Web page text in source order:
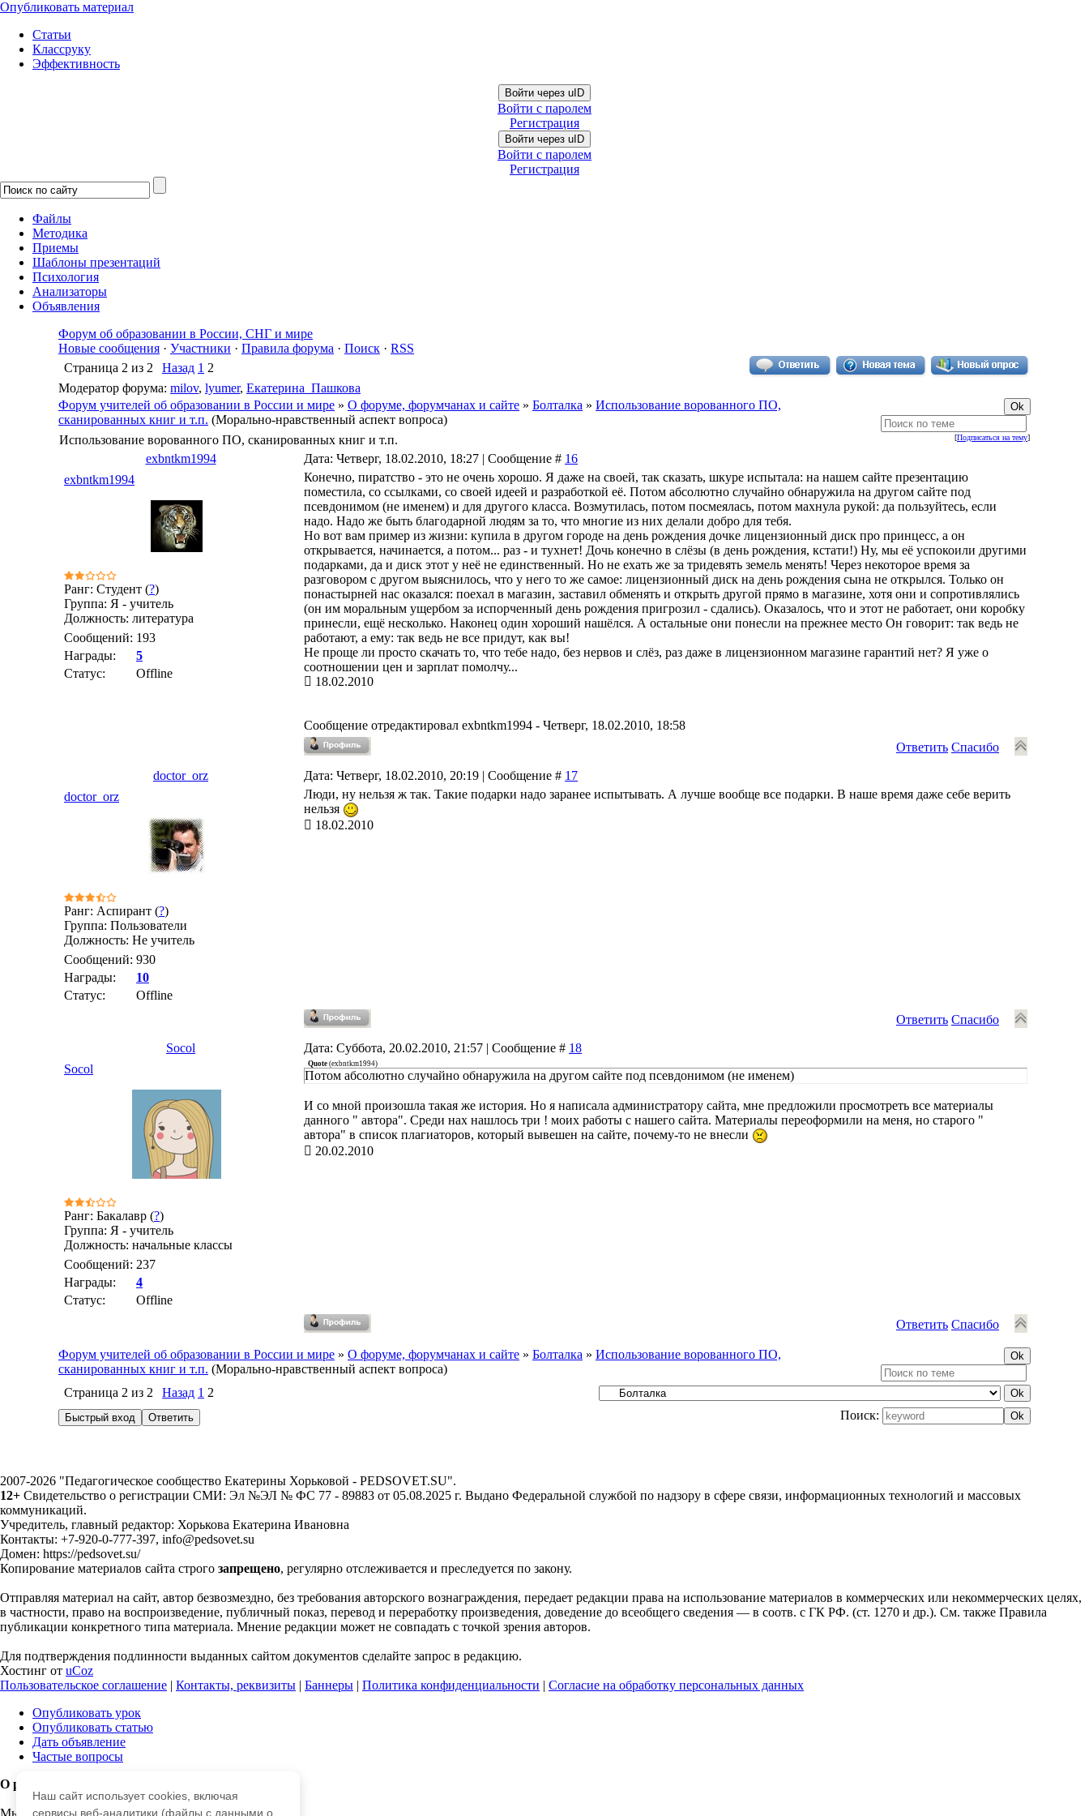
Опубликовать материал
Статьи
Классруку
Эффективность
Войти через uID
Войти с паролем
Регистрация
Войти через uID
Войти с паролем
Регистрация
Файлы
Методика
Приемы
Шаблоны презентаций
Психология
Анализаторы
Объявления
Форум об образовании в России, СНГ и мире
Новые сообщения · Участники · Правила форума · Поиск · RSS
Страница 2 из 2 Назад 1 2
Модератор форума: milov, lyumer, Екатерина_Пашкова
Форум учителей об образовании в России и мире » О форуме, форумчанах и сайте » Болталка » Использование ворованного ПО,
сканированных книг и т.п. (Морально-нравственный аспект вопроса)
[Подписаться на тему]
Использование ворованного ПО, сканированных книг и т.п.
exbntkm1994
Дата: Четверг, 18.02.2010, 18:27 | Сообщение # 16
exbntkm1994
Ранг: Студент (?)
Группа: Я - учитель
Должность: литература
Сообщений: 193
Награды:
5
Статус:
Offline
Конечно, пиратство - это не очень хорошо. Я даже на своей, так сказать, шкуре испытала: на нашем сайте презентацию
поместила, со ссылками, со своей идеей и разработкой её. Потом абсолютно случайно обнаружила на другом сайте под
псевдонимом (не именем) и для другого класса. Возмутилась, потом посмеялась, потом махнула рукой: да пользуйтесь, если
надо. Надо же быть благодарной людям за то, что многие из них делали добро для тебя.
Но вот вам пример из жизни: купила в другом городе на день рождения дочке лицензионный диск про принцесс, а он
открывается, начинается, а потом... раз - и тухнет! Дочь конечно в слёзы (в день рождения, кстати!) Ну, мы её успокоили другими
подарками, да и диск этот у неё не единственный. Но не ехать же за тридевять земель менять! Через некоторое время за
разговором с другом выяснилось, что у него то же самое: лицензионный диск на день рождения сына не открылся. Только он
понастырней нас оказался: поехал в магазин, заставил обменять и открыть другой прямо в магазине, хотя они и сопротивлялись
(он им моральным ущербом за испорченный день рождения пригрозил - сдались). Оказалось, что и этот не работает, они коробку
принесли, ещё несколько. Наконец один хороший нашёлся. А остальные они понесли на прежнее место Он говорит: так ведь не
работают, а ему: так ведь не все придут, как вы!
Не проще ли просто скачать то, что тебе надо, без нервов и слёз, раз даже в лицензионном магазине гарантий нет? Я уже о
соотношении цен и зарплат помолчу...
18.02.2010
Сообщение отредактировал exbntkm1994 - Четверг, 18.02.2010, 18:58
Ответить Спасибо
doctor_orz Дата: Четверг, 18.02.2010, 20:19 | Сообщение # 17
doctor_orz
Ранг: Аспирант (?)
Группа: Пользователи
Должность: Не учитель
Сообщений: 930
Награды:
10
Статус:
Offline
Люди, ну нельзя ж так. Такие подарки надо заранее испытывать. А лучше вообще все подарки. В наше время даже себе верить
нельзя
18.02.2010
Ответить Спасибо
Socol Дата: Суббота, 20.02.2010, 21:57 | Сообщение # 18
Socol
Ранг: Бакалавр (?)
Группа: Я - учитель
Должность: начальные классы
Сообщений: 237
Награды:
4
Статус:
Offline
Quote (exbntkm1994)
Потом абсолютно случайно обнаружила на другом сайте под псевдонимом (не именем)
И со мной произошла такая же история. Но я написала администратору сайта, мне предложили просмотреть все материалы
данного " автора". Среди нах нашлось три ! моих работы с нашего сайта. Материалы переоформили на меня, но старого "
автора" в список плагиаторов, который вывешен на сайте, почему-то не внесли
20.02.2010
Ответить Спасибо
Форум учителей об образовании в России и мире » О форуме, форумчанах и сайте » Болталка » Использование ворованного ПО,
сканированных книг и т.п. (Морально-нравственный аспект вопроса)
Страница 2 из 2 Назад 1 2
Поиск:
2007-2026 "Педагогическое сообщество Екатерины Хорьковой - PEDSOVET.SU".
12+ Свидетельство о регистрации СМИ: Эл №ЭЛ № ФС 77 - 89883 от 05.08.2025 г. Выдано Федеральной службой по надзору в сфере связи, информационных технологий и массовых
коммуникаций.
Учредитель, главный редактор: Хорькова Екатерина Ивановна
Контакты: +7-920-0-777-397, info@pedsovet.su
Домен: https://pedsovet.su/
Копирование материалов сайта строго запрещено, регулярно отслеживается и преследуется по закону.
Отправляя материал на сайт, автор безвозмездно, без требования авторского вознаграждения, передает редакции права на использование материалов в коммерческих или некоммерческих целях,
в частности, право на воспроизведение, публичный показ, перевод и переработку произведения, доведение до всеобщего сведения — в соотв. с ГК РФ. (ст. 1270 и др.). См. также Правила
публикации конкретного типа материала. Мнение редакции может не совпадать с точкой зрения авторов.
Для подтверждения подлинности выданных сайтом документов сделайте запрос в редакцию.
Хостинг от uCoz
Пользовательское соглашение | Контакты, реквизиты | Баннеры | Политика конфиденциальности | Согласие на обработку персональных данных
Опубликовать урок
Опубликовать статью
Дать объявление
Частые вопросы
О работе с сайтом
Мы используем cookie.
Наш сайт использует cookies, включая
сервисы веб-аналитики (файлы с данными о